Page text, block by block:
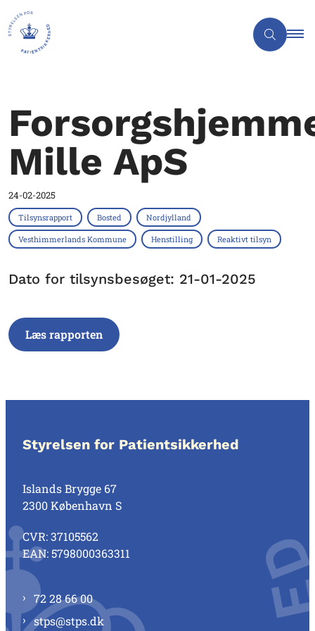
Mille ApS
24-02-2025
Tilsynsrapport Bosted Nordjylland
Vesthimmerlands Kommune Henstilling Reaktivt tilsyn
Dato for tilsynsbesøget: 21-01-2025
Læs rapporten
Styrelsen for Patientsikkerhed
Islands Brygge 67
2300 København S
CVR: 37105562
EAN: 5798000363311
72 28 66 00
stps@stps.dk